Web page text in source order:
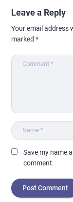
Leave a Reply
Your email address
marked *
Save my name
comment.